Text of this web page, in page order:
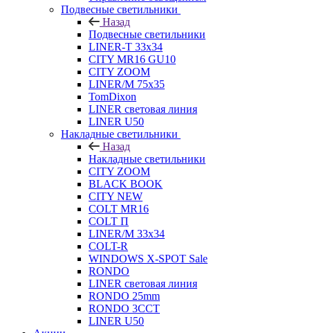
Подвесные светильники
Назад
Подвесные светильники
LINER-T 33x34
CITY MR16 GU10
CITY ZOOM
LINER/M 75х35
TomDixon
LINER световая линия
LINER U50
Накладные светильники
Назад
Накладные светильники
CITY ZOOM
BLACK BOOK
CITY NEW
COLT MR16
COLT П
LINER/М 33х34
COLT-R
WINDOWS X-SPOT Sale
RONDO
LINER световая линия
RONDO 25mm
RONDO 3CCT
LINER U50